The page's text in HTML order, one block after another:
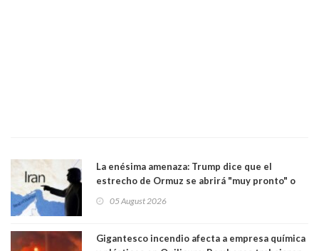
La enésima amenaza: Trump dice que el
estrecho de Ormuz se abrirá "muy pronto" o
05 August 2026
Gigantesco incendio afecta a empresa química